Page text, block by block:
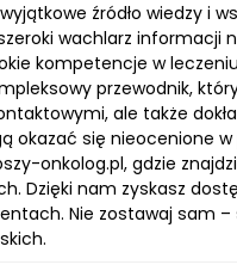
źródło wiedzy i
wachlarz informacji
kompetencje w
przewodnik,
ale także
okazać się nieocenione
onkolog.pl, gdzie
Dzięki nam zyskasz
Nie zostawaj sam